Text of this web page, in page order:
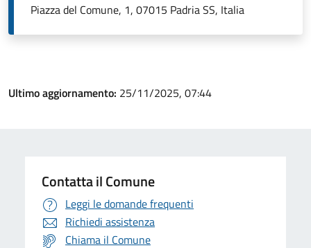
Piazza del Comune, 1, 07015 Padria SS, Italia
Ultimo aggiornamento: 25/11/2025, 07:44
Contatta il Comune
Leggi le domande frequenti
Richiedi assistenza
Chiama il Comune